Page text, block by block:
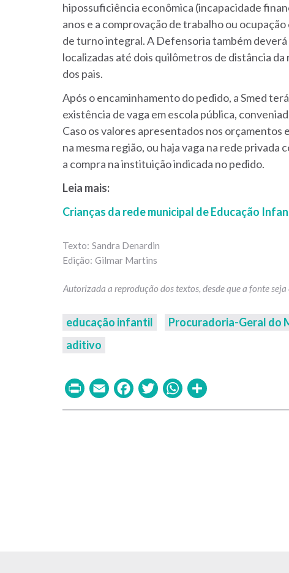
hipossuficiência econômica (incapacidade
anos e a comprovação de trabalho ou
de turno integral. A Defensoria também
localizadas até dois quilômetros de distância
dos pais.
Após o encaminhamento do pedido, a Smed
existência de vaga em escola pública,
Caso os valores apresentados nos
na mesma região, ou haja vaga na rede
a compra na instituição indicada no pedido.
Leia mais:
Crianças da rede municipal de Educação
Sandra Denardin
Gilmar Martins
educação infantil Procuradoria-Geral do
aditivo
PrintEmailFacebook
TwitterWhatsApp